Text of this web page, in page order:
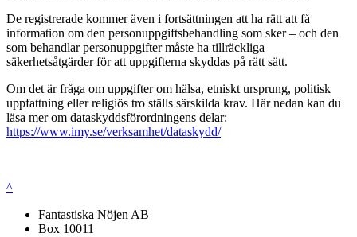
De registrerade kommer även i fortsättningen att ha rätt att få
information om den personuppgiftsbehandling som sker – och den
som behandlar personuppgifter måste ha tillräckliga
säkerhetsåtgärder för att uppgifterna skyddas på rätt sätt.
Om det är fråga om uppgifter om hälsa, etniskt ursprung, politisk
uppfattning eller religiös tro ställs särskilda krav. Här nedan kan du
läsa mer om dataskyddsförordningens delar:
https://www.imy.se/verksamhet/dataskydd/
^
Fantastiska Nöjen AB
Box 10011